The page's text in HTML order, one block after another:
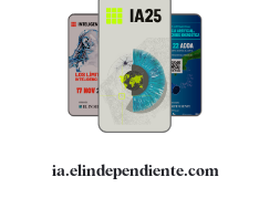
Quiénes somos
Especificaciones
ia.elindependiente.com